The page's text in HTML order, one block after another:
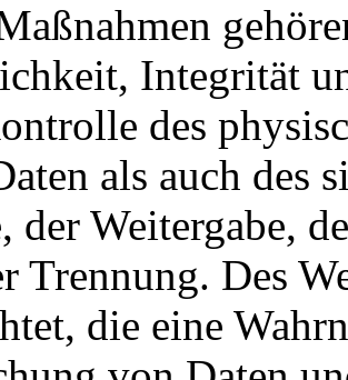
Integrität
des
als auch des
der Weitergabe,
Trennung. Des
die eine